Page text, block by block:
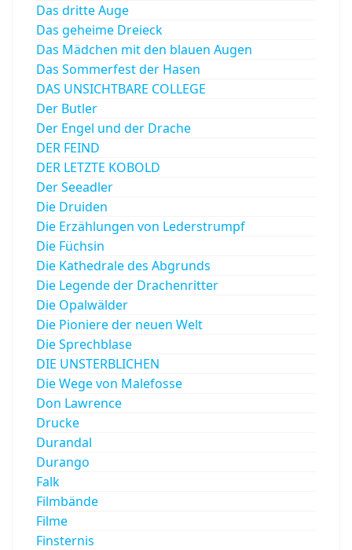
Das dritte Auge
Das geheime Dreieck
Das Mädchen mit den blauen Augen
Das Sommerfest der Hasen
DAS UNSICHTBARE COLLEGE
Der Butler
Der Engel und der Drache
DER FEIND
DER LETZTE KOBOLD
Der Seeadler
Die Druiden
Die Erzählungen von Lederstrumpf
Die Füchsin
Die Kathedrale des Abgrunds
Die Legende der Drachenritter
Die Opalwälder
Die Pioniere der neuen Welt
Die Sprechblase
DIE UNSTERBLICHEN
Die Wege von Malefosse
Don Lawrence
Drucke
Durandal
Durango
Falk
Filmbände
Filme
Finsternis